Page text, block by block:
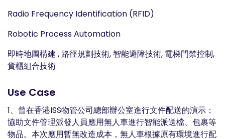
Radio Frequency Identification (RFID)
Robotic Process Automation
即時地圖構建 , 路徑規劃技術, 智能避障技術, 電梯門禁控制,
貨櫃組合技術
Use Case
1、曾在香港ISS物管公司總部辦公室進行文件配送的演示：
協助文件管理派發人員應用無人車進行智能派送檔、包裹等
物品。本次應用暫無改造成本，無人車根據原有環境進行配